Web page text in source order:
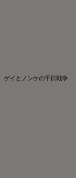
ゲイとノンケの千日戦争